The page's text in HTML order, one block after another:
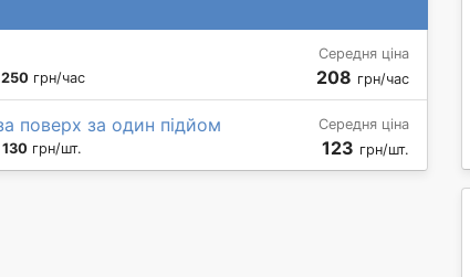
250 грн/час
Середня ціна
208 грн/час
поверх за один підйом
грн/шт.
Середня ціна
123 грн/шт.